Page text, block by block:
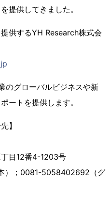
提供してきました。
供するYH Research株式会
のグローバルビジネスや新
ートを提供します。
】
目12番4-1203号
）；0081-5058402692（グ